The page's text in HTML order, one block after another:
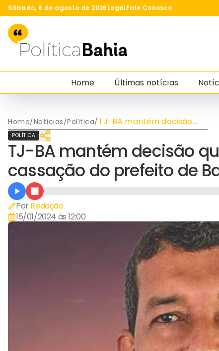
Sábado, 8 de agosto de 2026LegalFale Conosco
Home Últimas notícias
Home/Notícias/Política/TJ-BA mantém decisão
que suspendeu o processo
Barra do Mendes
POLÍTICA
TJ-BA mantém decisão
cassação do prefeito de
Por Redação
15/01/2024 às 12:00